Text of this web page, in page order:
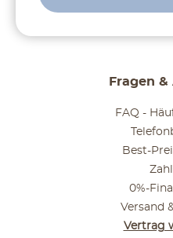
Fragen
FAQ -
Best-
0%-
Versand
Vertrag